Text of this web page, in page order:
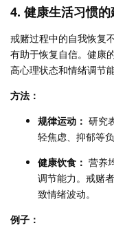
4. 健康生活习惯的
戒赌过程中的自我恢复
有助于恢复自信。健康
高心理状态和情绪调节
方法：
规律运动： 研究
轻焦虑、抑郁等
健康饮食： 营养
调节能力。戒赌
致情绪波动。
例子：